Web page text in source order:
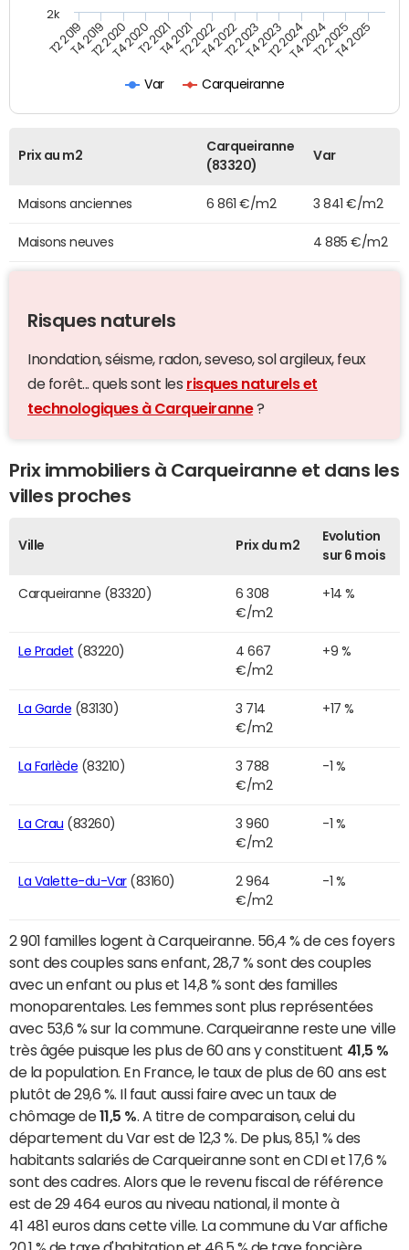
Var Carqueiranne
T2 2019T4 2019T2 2020T4 2020T2 2021T4 2021T2 2022T4 2022T2 2023T4 2023T2 2024T4 2024T2 2025T4 2025
2k
Prix au m2
Carqueiranne
(83320)
Var
Maisons anciennes 6 861 €/m2 3 841 €/m2
Maisons neuves 4 885 €/m2
Risques naturels
Inondation, séisme, radon, seveso, sol argileux, feux
de forêt... quels sont les risques naturels et
technologiques à Carqueiranne?
Prix immobiliers à Carqueiranne et dans les
villes proches
Ville Prix du m2
Evolution
sur 6 mois
Carqueiranne (83320)
6 308
€/m2
+14 %
Le Pradet (83220)
4 667
€/m2
+9 %
La Garde (83130)
3 714
€/m2
+17 %
La Farlède (83210)
3 788
€/m2
-1 %
La Crau (83260)
3 960
€/m2
-1 %
La Valette-du-Var(83160)
2 964
€/m2
-1 %
2 901 familles logent à Carqueiranne. 56,4 % de ces foyers
sont des couples sans enfant, 28,7 % sont des couples
avec un enfant ou plus et 14,8 % sont des familles
monoparentales. Les femmes sont plus représentées
avec 53,6 % sur la commune. Carqueiranne reste une ville
très âgée puisque les plus de 60 ans y constituent 41,5 %
de la population. En France, le taux de plus de 60 ans est
plutôt de 29,6 %. Il faut aussi faire avec un taux de
chômage de11,5 % . A titre de comparaison, celui du
département du Var est de 12,3 %. De plus, 85,1 % des
habitants salariés de Carqueiranne sont en CDI et 17,6 %
sont des cadres. Alors que le revenu fiscal de référence
est de 29 464 euros au niveau national, il monte à
41 481 euros dans cette ville. La commune du Var affiche
20,1 % de taxe d'habitation et 46,5 % de taxe foncière